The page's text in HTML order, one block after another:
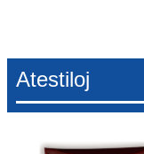
Atestiloj